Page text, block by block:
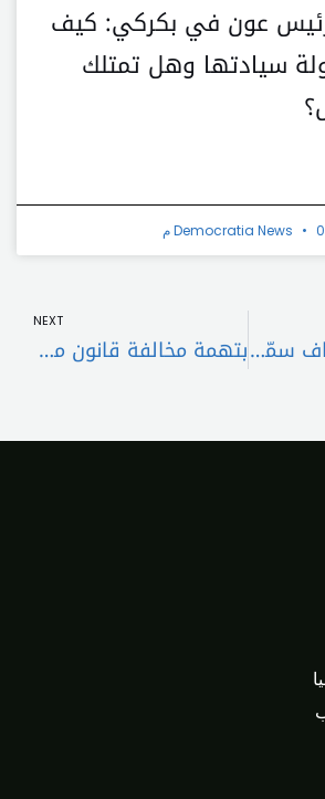
عون في بكركي: كيف
سيادتها وهل تمتلك
Democratia News
عاجل/غسان سكاف سمّى ميقاتي لرئاسة الحكومة
NEXT
بتهمة مخالفة قانون مقاطعة اسرائيل… ترك ليال الاختيار رهن التحقيق